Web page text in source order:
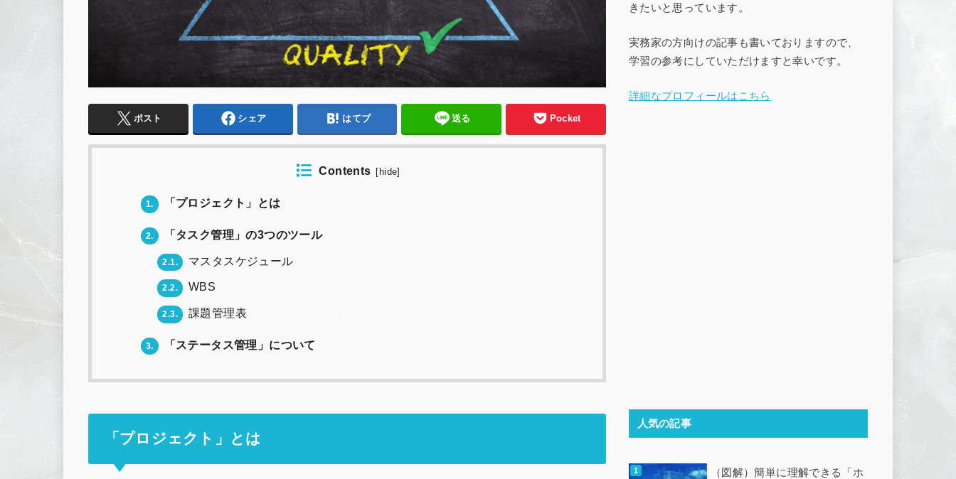
ポスト シェア はてブ 送る Pocket
Contents hide
1. 「プロジェクト」とは
2. 「タスク管理」の3つのツール
2.1. マスタスケジュール
2.2. WBS
2.3. 課題管理表
3. 「ステータス管理」について
「プロジェクト」とは
きたいと思っています。
実務家の方向けの記事も書いておりますので、
学習の参考にしていただけますと幸いです。
詳細なプロフィールはこちら
人気の記事
（図解）簡単に理解できる「ホ